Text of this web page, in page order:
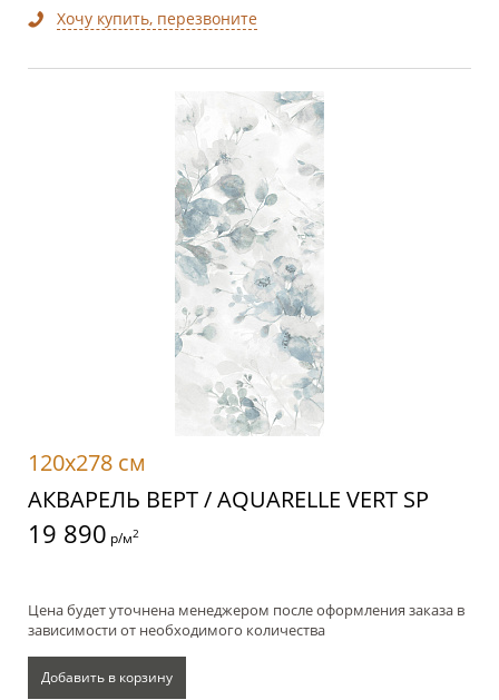
Хочу купить, перезвоните
120x278 см
АКВАРЕЛЬ ВЕРТ / AQUARELLE VERT SP
19 890 р/м2
Цена будет уточнена менеджером после оформления заказа в
зависимости от необходимого количества
Добавить в корзину